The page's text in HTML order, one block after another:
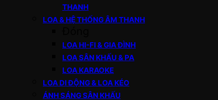
THANH
LOA & HỆ THỐNG ÂM THANH
LOA HI-FI & GIA ĐÌNH
LOA SÂN KHẤU & PA
LOA KARAOKE
LOA DI ĐỘNG & LOA KÉO
ÁNH SÁNG SÂN KHẤU